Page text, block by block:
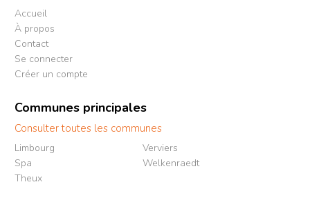
Accueil
À propos
Contact
Se connecter
Créer un compte
Communes principales
Consulter toutes les communes
Limbourg
Spa
Theux
Verviers
Welkenraedt